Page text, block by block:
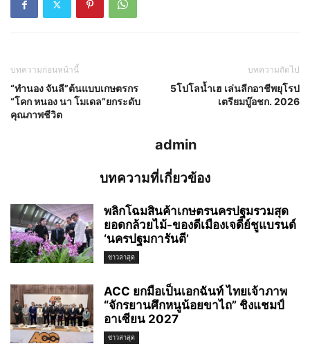
บทความก่อนหน้านี้
“ทำนอง จันลี”ต้นแบบเกษตรกร
“โคก หนอง นา โมเดล”ยกระดับ
คุณภาพชีวิต
บทความถัดไป
5โปโลน้ำเฮ เล่นลีกอาชีพยุโรป
เตรียมบู๊อชก. 2026
admin
บทความที่เกี่ยวข้อง
พลิกโฉมสินค้าเกษตรนครปฐมรวมสุด
ยอดกล้วยไม้-ของดีเมืองเจดีย์ชูแบรนด์
‘นครปฐมการันตี’
ข่าวล่าสุด
ACC ยกมือเป็นเอกฉันท์ ไทยเจ้าภาพ
“จักรยานศึกหนูน้อยขาไถ” ชิงแชมป์
อาเซียน 2027
ข่าวล่าสุด